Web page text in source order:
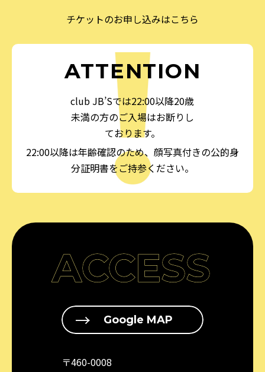
チケットのお申し込みはこちら
ATTENTION
club JB’Sでは22:00以降20歳
未満の方のご入場はお断りし
ております。
22:00以降は年齢確認のため、顔写真付きの公的身
分証明書をご持参ください。
ACCESS
Google MAP
〒460-0008